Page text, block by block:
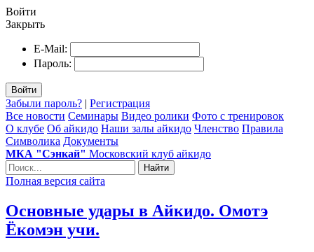
Войти
Закрыть
E-Mail:
Пароль:
Войти
Забыли пароль? | Регистрация
Все новости Семинары Видео ролики Фото с тренировок
О клубе Об айкидо Наши залы айкидо Членство Правила
Символика Документы
МКА "Сэнкай" Московский клуб айкидо
Найти
Полная версия сайта
Основные удары в Айкидо. Омотэ
Ёкомэн учи.